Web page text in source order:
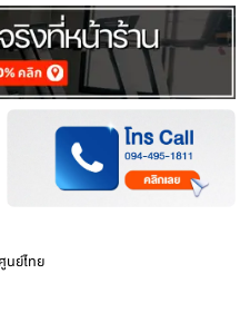
กร้า
เพิ่มไปเปรียบเทียบ